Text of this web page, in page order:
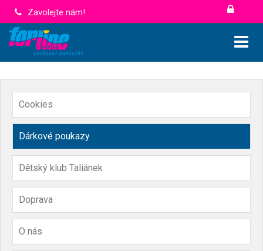
Zavolejte nám!
Cookies
Dárkové poukazy
Dětský klub Taliánek
Doprava
O nás